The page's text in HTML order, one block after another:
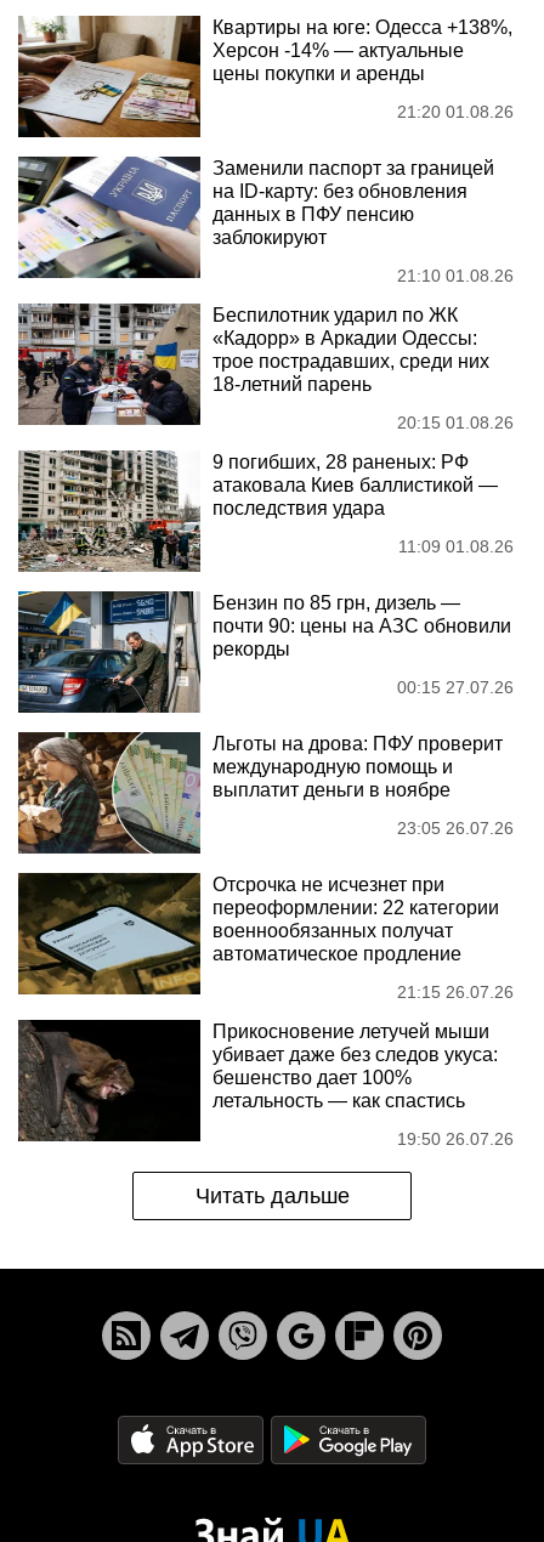
Квартиры на юге: Одесса +138%,
Херсон -14% — актуальные
цены покупки и аренды
21:20 01.08.26
Заменили паспорт за границей
на ID-карту: без обновления
данных в ПФУ пенсию
заблокируют
21:10 01.08.26
Беспилотник ударил по ЖК
«Кадорр» в Аркадии Одессы:
трое пострадавших, среди них
18-летний парень
20:15 01.08.26
9 погибших, 28 раненых: РФ
атаковала Киев баллистикой —
последствия удара
11:09 01.08.26
Бензин по 85 грн, дизель —
почти 90: цены на АЗС обновили
рекорды
00:15 27.07.26
Льготы на дрова: ПФУ проверит
международную помощь и
выплатит деньги в ноябре
23:05 26.07.26
Отсрочка не исчезнет при
переоформлении: 22 категории
военнообязанных получат
автоматическое продление
21:15 26.07.26
Прикосновение летучей мыши
убивает даже без следов укуса:
бешенство дает 100%
летальность — как спастись
19:50 26.07.26
Читать дальше